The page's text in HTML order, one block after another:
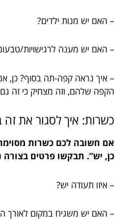
– האם יש מנות ילדים?
– האם יש מענה לרגישויות/
– איך נראה קפה-תה בסוף? כן,
הקפה שלהם, וזה מצחיק כי זה גם
כשרות: איך לסגור את
אם חשובה לכם כשרות
כן, יש”. תבקשו פרטים בצורה
– איזו תעודה יש?
– האם יש משגיח במקום לאורך